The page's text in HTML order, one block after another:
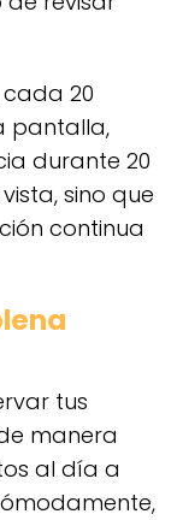
cada 20
pantalla,
durante 20
sino que
continua
tus
manera
al día a